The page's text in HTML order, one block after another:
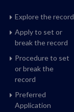
Explore the record
Apply to set or
break the record
Procedure to set
or break the
record
Preferred
Application